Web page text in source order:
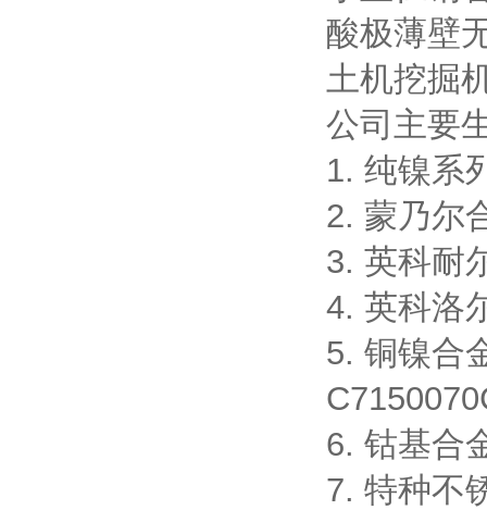
酸极薄壁
土机挖掘
公司主要
1. 纯镍系
2. 蒙乃尔
3. 英科耐
4. 英科洛
5. 铜镍合
6. 钴基合
7. 特种不